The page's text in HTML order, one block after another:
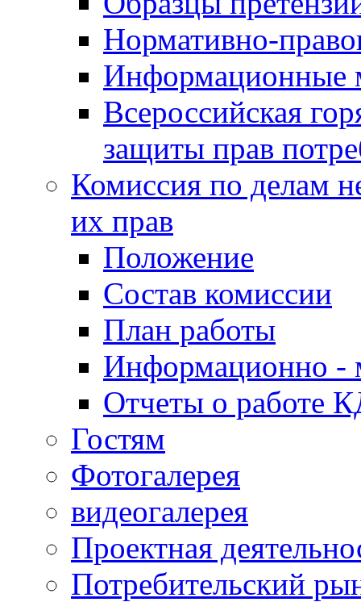
Нормативно-
Информационные
Всероссийская
защиты прав
Комиссия по делам
их прав
Положение
Состав комиссии
План работы
Информационно -
Отчеты о работе
Гостям
Фотогалерея
видеогалерея
Проектная
Потребительский